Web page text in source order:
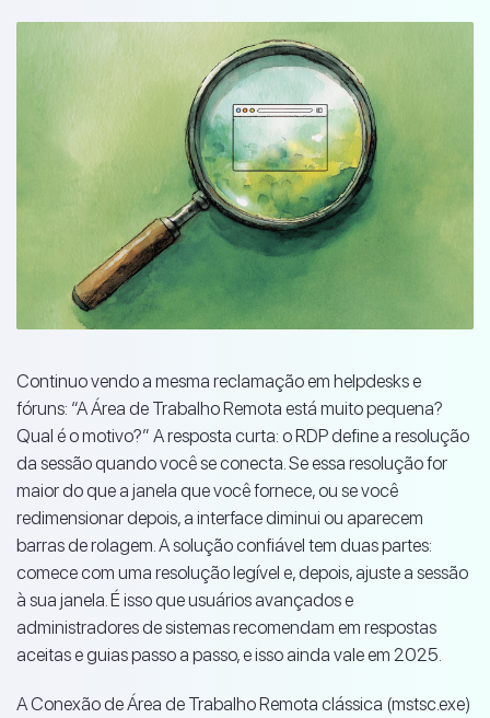
Continuo vendo a mesma reclamação em helpdesks e
fóruns: “A Área de Trabalho Remota está muito pequena?
Qual é o motivo?” A resposta curta: o RDP define a resolução
da sessão quando você se conecta. Se essa resolução for
maior do que a janela que você fornece, ou se você
redimensionar depois, a interface diminui ou aparecem
barras de rolagem. A solução confiável tem duas partes:
comece com uma resolução legível e, depois, ajuste a sessão
à sua janela. É isso que usuários avançados e
administradores de sistemas recomendam em respostas
aceitas e guias passo a passo, e isso ainda vale em 2025.
A Conexão de Área de Trabalho Remota clássica (mstsc.exe)